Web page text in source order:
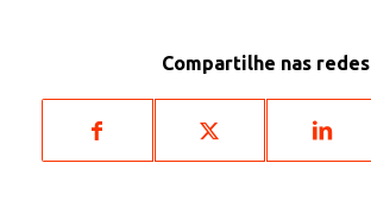
Compartilhe nas redes